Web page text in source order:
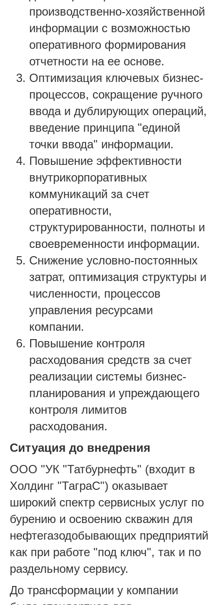
производственно-хозяйственной
информации с возможностью
оперативного формирования
отчетности на ее основе.
Оптимизация ключевых бизнес-
процессов, сокращение ручного
ввода и дублирующих операций,
введение принципа "единой
точки ввода" информации.
Повышение эффективности
внутрикорпоративных
коммуникаций за счет
оперативности,
структурированности, полноты и
своевременности информации.
Снижение условно-постоянных
затрат, оптимизация структуры и
численности, процессов
управления ресурсами
компании.
Повышение контроля
расходования средств за счет
реализации системы бизнес-
планирования и упреждающего
контроля лимитов
расходования.
Ситуация до внедрения
ООО "УК "Татбурнефть" (входит в
Холдинг "ТаграС") оказывает
широкий спектр сервисных услуг по
бурению и освоению скважин для
нефтегазодобывающих предприятий
как при работе "под ключ", так и по
раздельному сервису.
До трансформации у компании